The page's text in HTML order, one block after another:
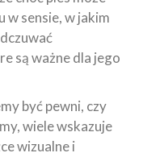
w sensie, w jakim
są ważne dla jego
być pewni, czy
wiele wskazuje
wizualne i